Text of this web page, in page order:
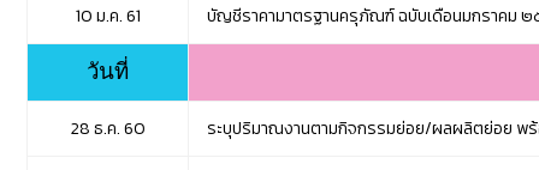
10 ม.ค. 61 บัญชีราคามาตรฐานครุภัณฑ์ ฉบับเดือนมกราคม
วันที่
28 ธ.ค. 60 ระบุปริมาณงานตามกิจกรรมย่อย/ผลผลิตย่อย พร้